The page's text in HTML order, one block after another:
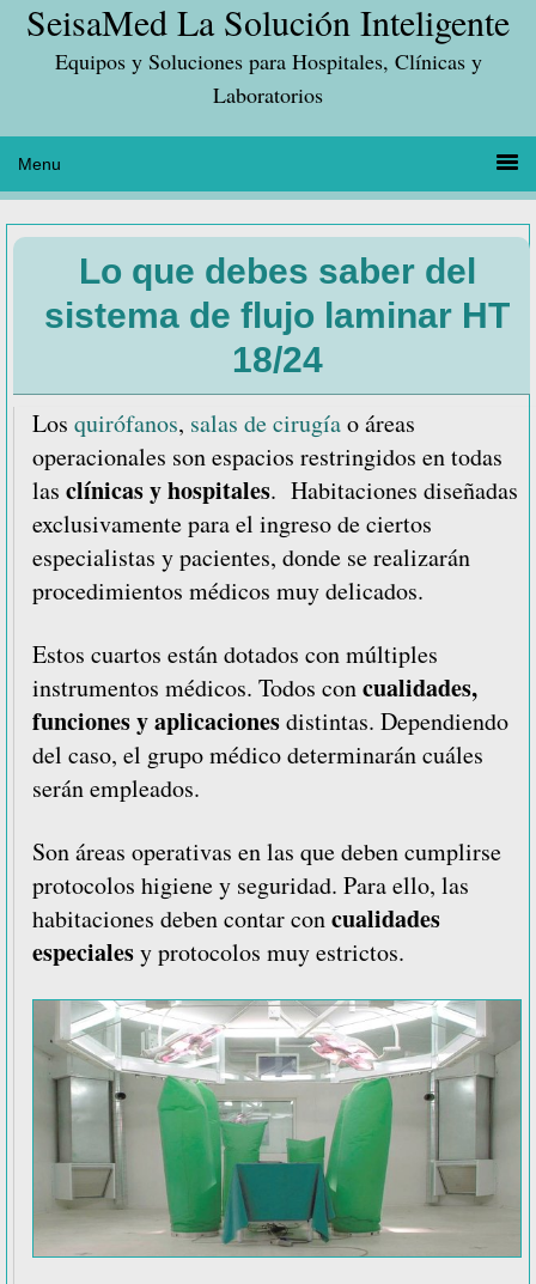
Saltar
principal
Saltar
contenido
Saltar
lateral
principal
SeisaMed La Solución Inteligente
Equipos y Soluciones para Hospitales, Clínicas y
Laboratorios
Lo que debes saber del
sistema de flujo laminar HT
18/24
Los quirófanos, salas de cirugíao áreas
operacionales son espacios restringidos en todas
las clínicas y hospitales. Habitaciones diseñadas
exclusivamente para el ingreso de ciertos
especialistas y pacientes, donde se realizarán
procedimientos médicos muy delicados.
Estos cuartos están dotados con múltiples
instrumentos médicos. Todos concualidades,
funciones y aplicacionesdistintas. Dependiendo
del caso, el grupo médico determinarán cuáles
serán empleados.
Son áreas operativas en las que deben cumplirse
protocolos higiene y seguridad. Para ello, las
habitaciones deben contar concualidades
especialesy protocolos muy estrictos.